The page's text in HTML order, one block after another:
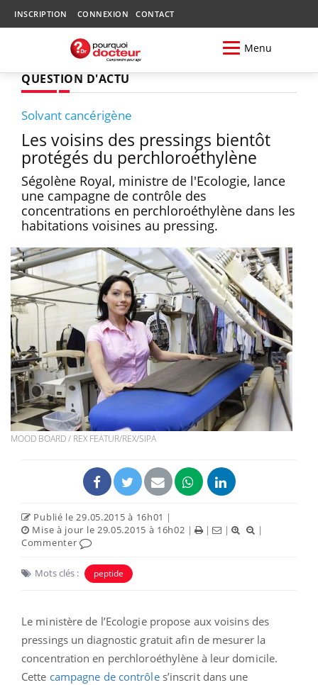
INSCRIPTION CONNEXION CONTACT
Menu
QUESTION D'ACTU
Solvant cancérigène
Les voisins des pressings bientôt
protégés du perchloroéthylène
Ségolène Royal, ministre de l'Ecologie, lance
une campagne de contrôle des
concentrations en perchloroéthylène dans les
habitations voisines au pressing.
MOOD BOARD / REX FEATUR/REX/SIPA
Publié le 29.05.2015 à 16h01 |
Mise à jour le 29.05.2015 à 16h02 | | |
|
Commenter
Mots clés : peptide
Le ministère de l’Ecologie propose aux voisins des
pressings un diagnostic gratuit afin de mesurer la
concentration en perchloroéthylène à leur domicile.
Cette campagne de contrôles’inscrit dans une